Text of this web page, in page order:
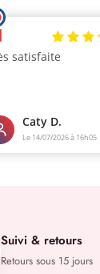
Suivi & retours
Retours sous 15 jours